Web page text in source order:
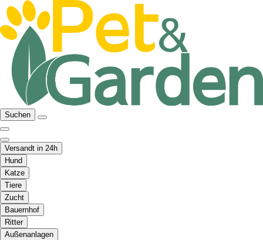
Suchen
Versandt in 24h
Hund
Katze
Tiere
Zucht
Bauernhof
Ritter
Außenanlagen